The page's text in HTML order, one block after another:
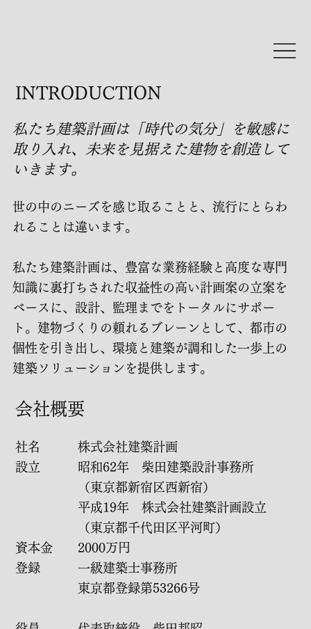
株式
会社
建
INTRODUCTION
私たち建築計画は「時代の気分」を敏感に
取り入れ、未来を見据えた建物を創造して
いきます。
世の中のニーズを感じ取ることと、流行にとらわ
れることは違います。
私たち建築計画は、豊富な業務経験と高度な専門
知識に裏打ちされた収益性の高い計画案の立案を
ベースに、設計、監理までをトータルにサポー
ト。建物づくりの頼れるブレーンとして、都市の
個性を引き出し、環境と建築が調和した一歩上の
建築ソリューションを提供します。
​会社概要
社名 株式会社建築計画
設立 昭和62年 柴田建築設計事務所
（東京都新宿区西新宿）
平成19年 株式会社建築計画設立
（東京都千代田区平河町）
資本金 2000万円
登録 一級建築士事務所
東京都登録第53266号